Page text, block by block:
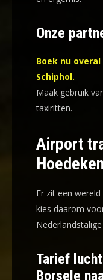
Onze
Boek nu
Schiphol.
Maak gebruik
taxiritten.
Airport
Er zit een
kies daarom
Tarief
Borsele